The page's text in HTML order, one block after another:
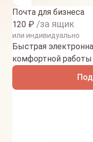
Почта для бизнеса
120 ₽ /за ящик
или индивидуально
Быстрая
комфортной работы